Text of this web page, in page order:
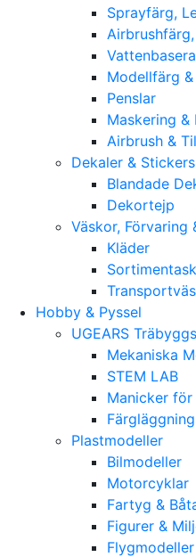
Sprayfärg,
Modellfärg
Penslar
Maskering &
Airbrush &
Dekaler & Stickers
Blandade
Dekortejp
Väskor, Förvaring
Kläder
Hobby & Pyssel
UGEARS
Mekaniska
STEM LAB
Manicker för
Plastmodeller
Bilmodeller
Motorcyklar
Fartyg &
Figurer &
Flygmodeller